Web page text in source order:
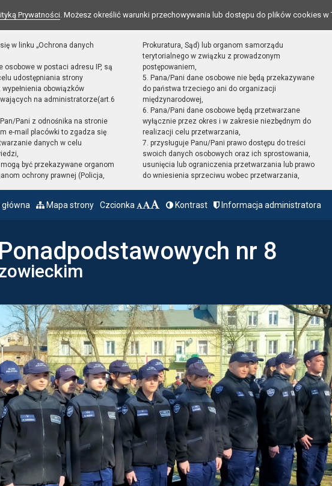
Prywatności. Możesz określić warunki przechowywania lub dostępu do plików cookies w
w linku „Ochrona danych
osobowe w postaci adresu IP, są
udostępniania strony
obowiązków
na administratorze(art.6
Pani z odnośnika na stronie
e-mail placówki to zgadza się
danych w celu
być przekazywane organom
ochrony prawnej (Policja,
Prokuratura, Sąd) lub organom samorządu
terytorialnego w związku z prowadzonym
postępowaniem,
5. Pana/Pani dane osobowe nie będą przekazywane
do państwa trzeciego ani do organizacji
międzynarodowej,
6. Pana/Pani dane osobowe będą przetwarzane
wyłącznie przez okres i w zakresie niezbędnym do
realizacji celu przetwarzania,
7. przysługuje Panu/Pani prawo dostępu do treści
swoich danych osobowych oraz ich sprostowania,
usunięcia lub ograniczenia przetwarzania lub prawo
do wniesienia sprzeciwu wobec przetwarzania,
Mapa strony Czcionka Kontrast Informacja administratora
nr 8